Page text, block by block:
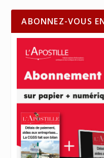
ABONNEZ-VOUS